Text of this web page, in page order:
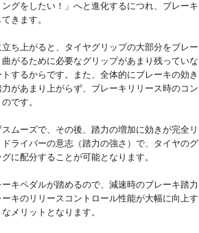
グをしたい！」へと進化するにつれ、ブレーキ
きます。
ち上がると、タイヤグリップの大部分をブレー
がるために必要なグリップがあまり残っていな
するからです。また、全体的にブレーキの効き
があまり上がらず、ブレーキリリース時のコン
です。
ムーズで、その後、踏力の増加に効きが完全リ
ライバーの意志（踏力の強さ）で、タイヤのグ
に配分することが可能となります。
キペダルが踏めるので、減速時のブレーキ踏力
キのリリースコントロール性能が大幅に向上す
メリットとなります。